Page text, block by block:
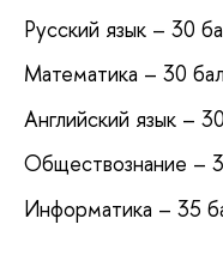
Русский язык – 30
Математика – 30
Английский язык –
Обществознание –
Информатика – 35